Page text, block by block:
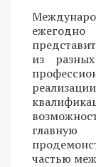
из
частью